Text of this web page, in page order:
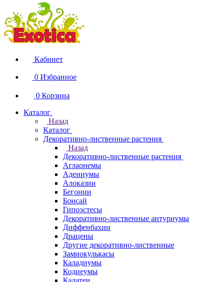
Кабинет
0 Избранное
0 Корзина
Каталог
Назад
Каталог
Декоративно-лиственные растения
Назад
Декоративно-лиственные растения
Аглаонемы
Адениумы
Алоказии
Бегонии
Бонсай
Гипоэстесы
Декоративно-лиственные антуриумы
Диффенбахии
Драцены
Другие декоративно-лиственные
Замиокулькасы
Каладиумы
Кодиеумы
Калатеи